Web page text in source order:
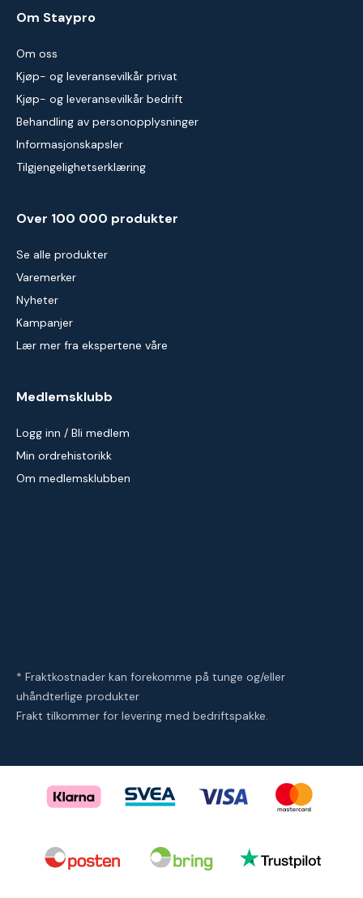
Om Staypro
Om oss
Kjøp- og leveransevilkår privat
Kjøp- og leveransevilkår bedrift
Behandling av personopplysninger
Informasjonskapsler
Tilgjengelighetserklæring
Over 100 000 produkter
Se alle produkter
Varemerker
Nyheter
Kampanjer
Lær mer fra ekspertene våre
Medlemsklubb
Logg inn / Bli medlem
Min ordrehistorikk
Om medlemsklubben
* Fraktkostnader kan forekomme på tunge og/eller
uhåndterlige produkter
Frakt tilkommer for levering med bedriftspakke.